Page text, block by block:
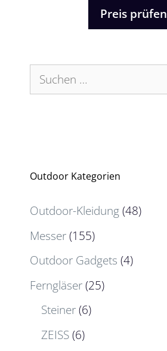
Preis prüfen
Suchen
nach:
Outdoor Kategorien
Outdoor-Kleidung(48)
Messer(155)
Outdoor Gadgets (4)
Ferngläser(25)
Steiner(6)
ZEISS(6)